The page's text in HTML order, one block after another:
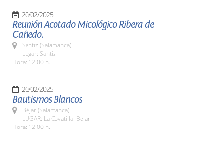
20/02/2025
Reunión Acotado Micológico Ribera de
Cañedo.
Santiz (Salamanca)
Lugar: Santiz
Hora: 12:00 h.
20/02/2025
Bautismos Blancos
Béjar (Salamanca)
LUGAR: La Covatilla. Béjar
Hora: 12:00 h.